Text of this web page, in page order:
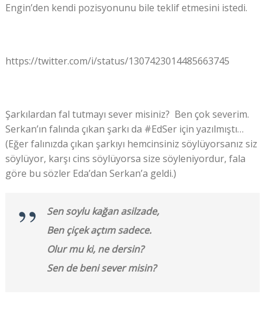
Engin’den kendi pozisyonunu bile teklif etmesini istedi.
https://twitter.com/i/status/1307423014485663745
Şarkılardan fal tutmayı sever misiniz? Ben çok severim.
Serkan’ın falında çıkan şarkı da #EdSer için yazılmıştı…
(Eğer falınızda çıkan şarkıyı hemcinsiniz söylüyorsanız siz
söylüyor, karşı cins söylüyorsa size söyleniyordur, fala
göre bu sözler Eda’dan Serkan’a geldi.)
Sen soylu kağan asilzade,
Ben çiçek açtım sadece.
Olur mu ki, ne dersin?
Sen de beni sever misin?